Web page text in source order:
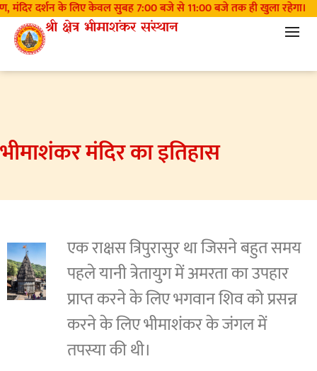
श्री क्षेत्र भीमाशंकर संस्थान
मंदिर दर्शन के लिए केवल सुबह 7:00 बजे से 11:00 बजे तक ही खुला रहेगा।
भीमाशंकर मंदिर का इतिहास
एक राक्षस त्रिपुरासुर था जिसने बहुत समय
पहले यानी त्रेतायुग में अमरता का उपहार
प्राप्त करने के लिए भगवान शिव को प्रसन्न
करने के लिए भीमाशंकर के जंगल में
तपस्या की थी।